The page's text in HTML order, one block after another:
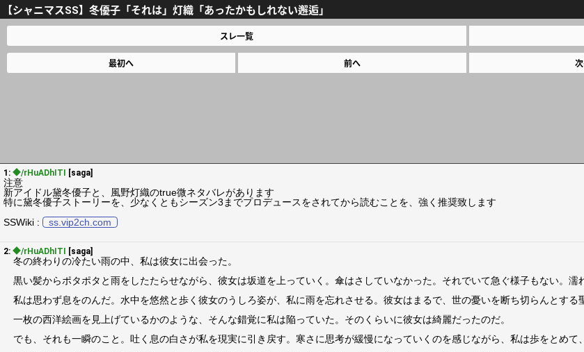
【シャニマスSS】冬優子「それは」灯織「あったかもしれない邂逅」
スレ一覧
最初へ 前へ
1: ◆/rHuADhITI [saga]
注意
新アイドル黛冬優子と、風野灯織のtrue微ネタバレがあります
特に黛冬優子ストーリーを、少なくともシーズン3までプロデュースをされてから読むことを、強く推奨致します
SSWiki :
ss.vip2ch.com
2: ◆/rHuADhITI [saga]
冬の終わりの冷たい雨の中、私は彼女に出会った。
黒い髪からポタポタと雨をしたたらせながら、彼女は坂道を上っていく。傘はさしていなかった。それでいて急ぐ様子もない。濡
私は思わず息をのんだ。水中を悠然と歩く彼女のうしろ姿が、私に雨を忘れさせる。彼女はまるで、世の憂いを断ち切らんとする
一枚の西洋絵画を見上げているかのような、そんな錯覚に私は陥っていた。そのくらいに彼女は綺麗だったのだ。
でも、それも一瞬のこと。吐く息の白さが私を現実に引き戻す。寒さに思考が緩慢になっていくのを感じながら、私は歩をとめて